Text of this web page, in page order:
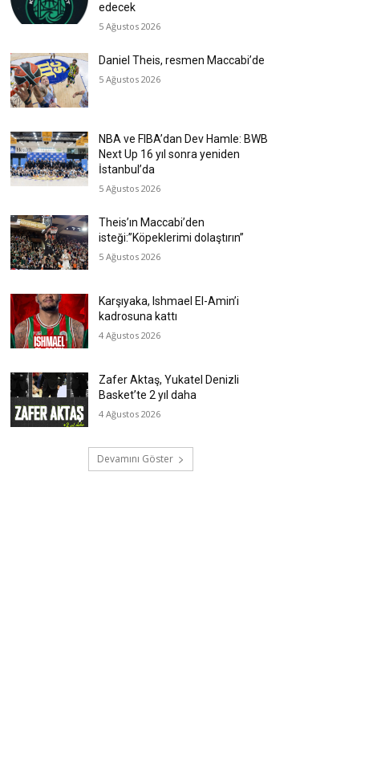
edecek
5 Ağustos 2026
Daniel Theis, resmen Maccabi’de
5 Ağustos 2026
NBA ve FIBA’dan Dev Hamle: BWB
Next Up 16 yıl sonra yeniden
İstanbul’da
5 Ağustos 2026
Theis’ın Maccabi’den
isteği:”Köpeklerimi dolaştırın”
5 Ağustos 2026
Karşıyaka, Ishmael El-Amin’i
kadrosuna kattı
4 Ağustos 2026
Zafer Aktaş, Yukatel Denizli
Basket’te 2 yıl daha
4 Ağustos 2026
Devamını Göster